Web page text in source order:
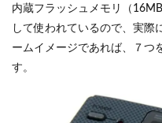
内蔵フラッシュメモリ（
して使われているので、実際
ームイメージであれば、７つ
す。